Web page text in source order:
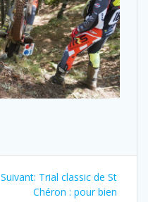
Suivant: Trial classic de St
Chéron : pour bien